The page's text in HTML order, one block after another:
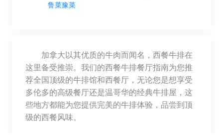
鲁菜豫菜
加拿大以其优质的牛肉而闻名，西餐牛排在
这里备受推崇。我们的西餐牛排餐厅指南为您推
荐全国顶级的牛排馆和西餐厅，无论您是想享受
多伦多的高级餐厅还是温哥华的经典牛排屋，这
些地方都能为您提供完美的牛排体验，品尝到顶
级的西餐风味。